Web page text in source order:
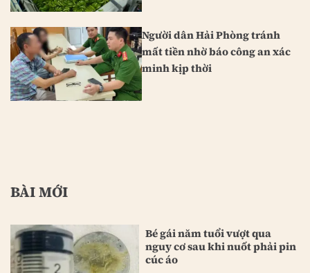
Người dân Hải Phòng tránh
mất tiền nhờ báo công an xác
minh kịp thời
BÀI MỚI
Bé gái năm tuổi vượt qua
nguy cơ sau khi nuốt phải pin
cúc áo